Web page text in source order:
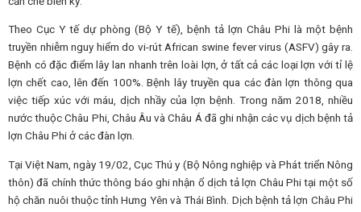
Theo Cục Y tế dự phòng (Bộ Y tế), bệnh tả lợn Châu Phi là một bệnh
truyền nhiễm nguy hiểm do vi-rút African swine fever virus (ASFV) gây ra.
Bệnh có đặc điểm lây lan nhanh trên loài lợn, ở tất cả các loại lợn với tỉ lệ
lợn chết cao, lên đến 100%. Bệnh lây truyền qua các đàn lợn thông qua
việc tiếp xúc với máu, dịch nhầy của lợn bệnh. Trong năm 2018, nhiều
nước thuộc Châu Phi, Châu Âu và Châu Á đã ghi nhận các vụ dịch bệnh tả
lợn Châu Phi ở các đàn lợn.
Tại Việt Nam, ngày 19/02, Cục Thú y (Bộ Nông nghiệp và Phát triển Nông
thôn) đã chính thức thông báo ghi nhận ổ dịch tả lợn Châu Phi tại một số
hộ chăn nuôi thuộc tỉnh Hưng Yên và Thái Bình. Dịch bệnh tả lợn Châu Phi